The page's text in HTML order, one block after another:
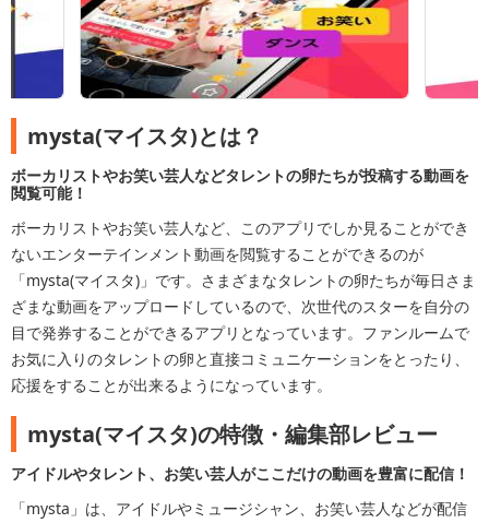
mysta(マイスタ)とは？
ボーカリストやお笑い芸人などタレントの卵たちが投稿する動画を
閲覧可能！
ボーカリストやお笑い芸人など、このアプリでしか見ることができ
ないエンターテインメント動画を閲覧することができるのが
「mysta(マイスタ)」です。さまざまなタレントの卵たちが毎日さま
ざまな動画をアップロードしているので、次世代のスターを自分の
目で発券することができるアプリとなっています。ファンルームで
お気に入りのタレントの卵と直接コミュニケーションをとったり、
応援をすることが出来るようになっています。
mysta(マイスタ)の特徴・編集部レビュー
アイドルやタレント、お笑い芸人がここだけの動画を豊富に配信！
「mysta」は、アイドルやミュージシャン、お笑い芸人などが配信